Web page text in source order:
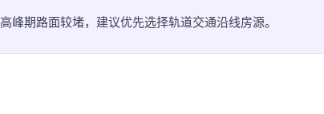
期路面较堵，建议优先选择轨道交通沿线房源。